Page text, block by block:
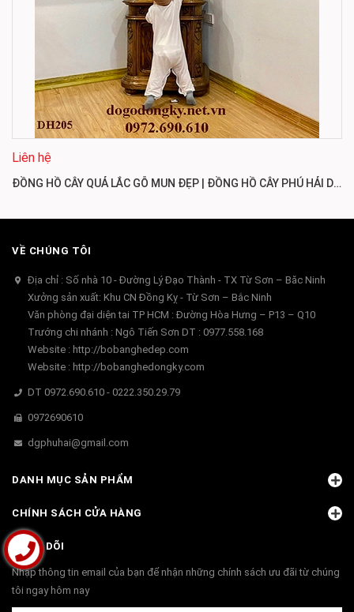
Liên hệ
ĐỒNG HỒ CÂY QUẢ LẮC GỖ MUN ĐẸP | ĐỒNG HỒ CÂY PHÚ HẢI DH205
VỀ CHÚNG TÔI
Địa chỉ : Số nhà 10 - Đường Lý Đạo Thành - TX Từ Sơn – Băc Ninh
Xưởng sản xuất: Khu CN Đồng Kỵ - Từ Sơn – Bắc Ninh
Văn phòng đại diện tai TP HCM : Đường Hòa Hưng – P13 – Q10
Trướng chi nhánh : Ngô Tiến Sơn DT : 0977.558.168
Website : http://bobanghedep.com
Website : http://bobanghedongky.com
DT 0972.690.610 - 0222.350.29.79
0972690610
dgphuhai@gmail.com
DANH MỤC SẢN PHẨM
CHÍNH SÁCH CỬA HÀNG
THEO DÕI
Nhập thông tin email của bạn để nhận những chính sách ưu đãi từ chúng
tôi ngay hôm nay